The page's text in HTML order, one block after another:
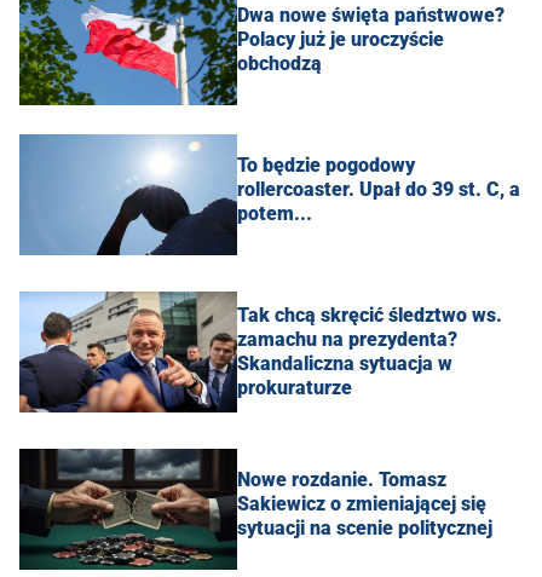
Dwa nowe święta państwowe?
Polacy już je uroczyście
obchodzą
To będzie pogodowy
rollercoaster. Upał do 39 st. C, a
potem...
Tak chcą skręcić śledztwo ws.
zamachu na prezydenta?
Skandaliczna sytuacja w
prokuraturze
Nowe rozdanie. Tomasz
Sakiewicz o zmieniającej się
sytuacji na scenie politycznej